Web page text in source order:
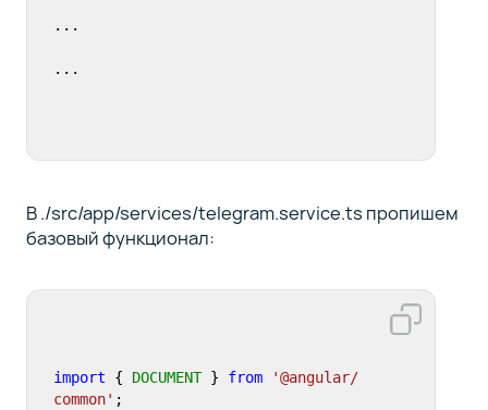
...
...
В ./src/app/services/telegram.service.ts пропишем
базовый функционал:
import { DOCUMENT } from
'@angular/
common'